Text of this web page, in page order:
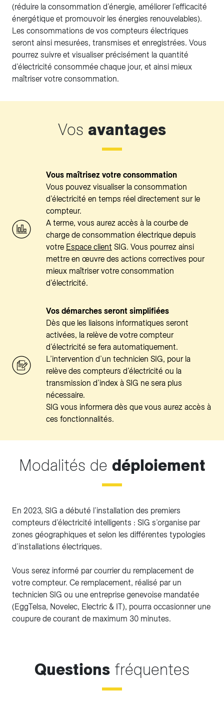
(réduire la consommation d’énergie, améliorer l’efficacité
énergétique et promouvoir les énergies renouvelables).
Les consommations de vos compteurs électriques
seront ainsi mesurées, transmises et enregistrées. Vous
pourrez suivre et visualiser précisément la quantité
d’électricité consommée chaque jour, et ainsi mieux
maîtriser votre consommation.
Vos avantages
Vous maîtrisez votre consommation
Vous pouvez visualiser la consommation
d’électricité en temps réel directement sur le
compteur.
A terme, vous aurez accès à la courbe de
charge de consommation électrique depuis
votre Espace client SIG. Vous pourrez ainsi
mettre en œuvre des actions correctives pour
mieux maîtriser votre consommation
d’électricité.
Vos démarches seront simplifiées
Dès que les liaisons informatiques seront
activées, la relève de votre compteur
d’électricité se fera automatiquement.
L’intervention d’un technicien SIG, pour la
relève des compteurs d’électricité ou la
transmission d’index à SIG ne sera plus
nécessaire.
SIG vous informera dès que vous aurez accès à
ces fonctionnalités.
Modalités de déploiement
En 2023, SIG a débuté l’installation des premiers
compteurs d’électricité intelligents : SIG s’organise par
zones géographiques et selon les différentes typologies
d’installations électriques.
Vous serez informé par courrier du remplacement de
votre compteur. Ce remplacement, réalisé par un
technicien SIG ou une entreprise genevoise mandatée
(EggTelsa, Novelec, Electric & IT), pourra occasionner une
coupure de courant de maximum 30 minutes.
Questions fréquentes